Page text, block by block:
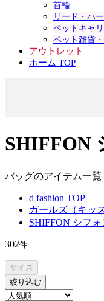
首輪
リード・ハ
ペットキャ
ペット雑貨
アウトレット
ホーム TOP
SHIFFON
バッグのアイテム一覧
d fashion TOP
ガールズ（キッズ
SHIFFON シフ
302件
サイズ
絞り込む